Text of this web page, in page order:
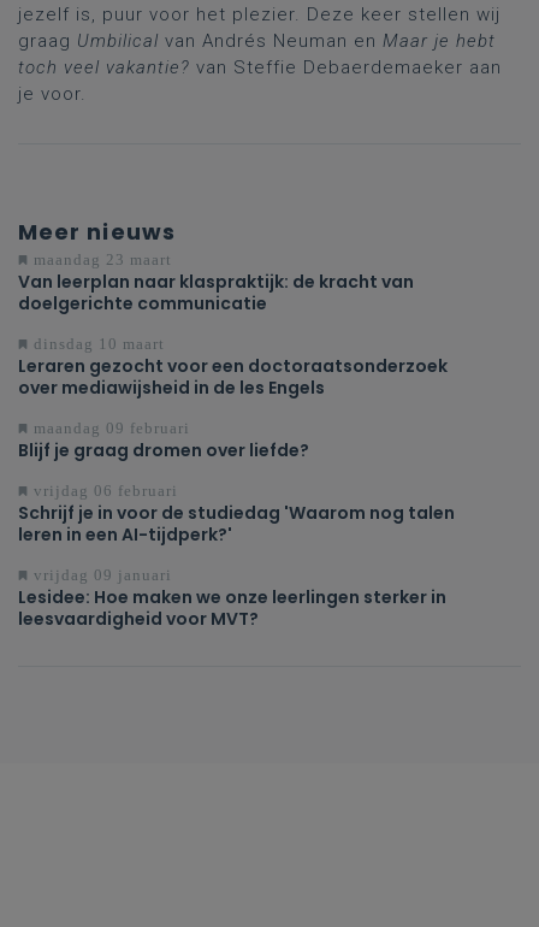
jezelf is, puur voor het plezier. Deze keer stellen wij
graag Umbilical van Andrés Neuman en Maar je hebt
toch veel vakantie? van Steffie Debaerdemaeker aan
je voor.
Meer nieuws
maandag 23 maart
Van leerplan naar klaspraktijk: de kracht van
doelgerichte communicatie
dinsdag 10 maart
Leraren gezocht voor een doctoraatsonderzoek
over mediawijsheid in de les Engels
maandag 09 februari
Blijf je graag dromen over liefde?
vrijdag 06 februari
Schrijf je in voor de studiedag 'Waarom nog talen
leren in een AI-tijdperk?'
vrijdag 09 januari
Lesidee: Hoe maken we onze leerlingen sterker in
leesvaardigheid voor MVT?